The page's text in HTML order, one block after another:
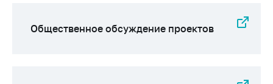
Общественное обсуждение проектов